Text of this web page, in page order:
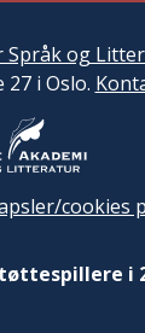
Språk og
i Oslo.
cookies
i